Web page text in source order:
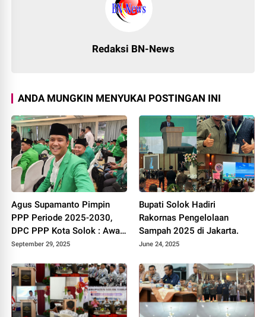
Redaksi BN-News
ANDA MUNGKIN MENYUKAI POSTINGAN INI
Agus Supamanto Pimpin
PPP Periode 2025-2030,
DPC PPP Kota Solok : Awal
Kebangkitan Partai Kabah
September 29, 2025
Bupati Solok Hadiri
Rakornas Pengelolaan
Sampah 2025 di Jakarta.
June 24, 2025